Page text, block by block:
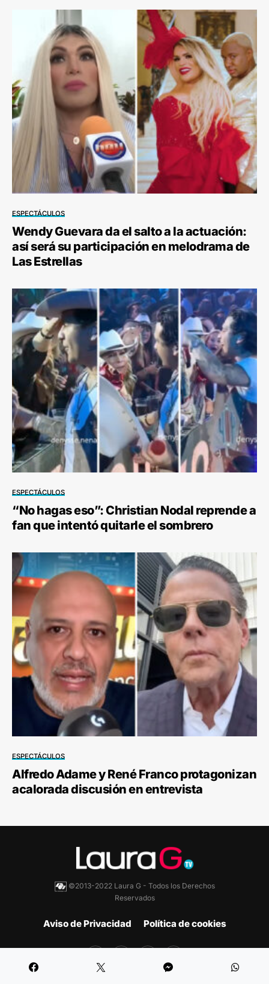
ESPECTÁCULOS
Wendy Guevara da el salto a la actuación:
así será su participación en melodrama de
Las Estrellas
ESPECTÁCULOS
“No hagas eso”: Christian Nodal reprende a
fan que intentó quitarle el sombrero
ESPECTÁCULOS
Alfredo Adame y René Franco protagonizan
acalorada discusión en entrevista
©2013-2022 Laura G - Todos los Derechos
Reservados
Aviso de Privacidad Política de cookies